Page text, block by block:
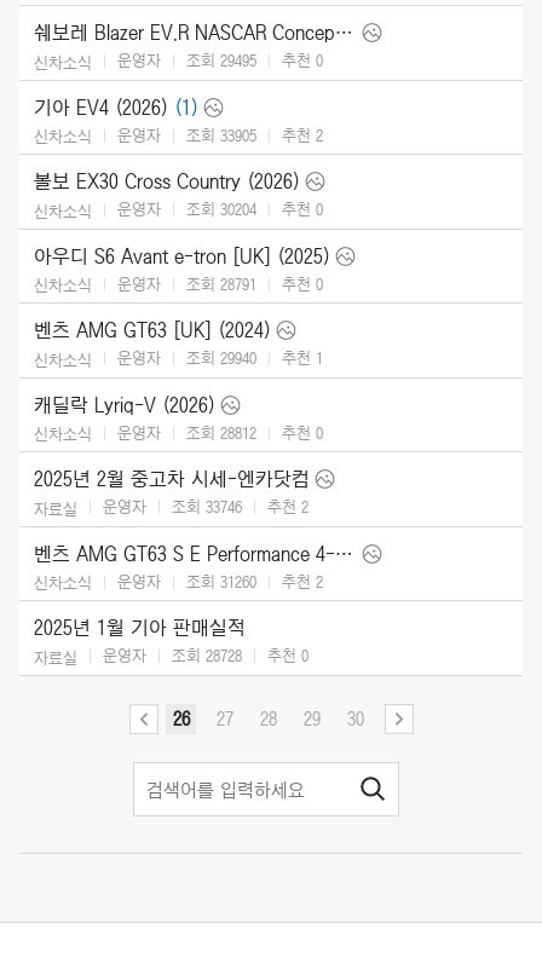
쉐보레 Blazer EV.R NASCAR Concept (2025)
신차소식 운영자 조회 29495 추천 0
기아 EV4 (2026) (1)
신차소식 운영자 조회 33905 추천 2
볼보 EX30 Cross Country (2026)
신차소식 운영자 조회 30204 추천 0
아우디 S6 Avant e-tron [UK] (2025)
신차소식 운영자 조회 28791 추천 0
벤츠 AMG GT63 [UK] (2024)
신차소식 운영자 조회 29940 추천 1
캐딜락 Lyriq-V (2026)
신차소식 운영자 조회 28812 추천 0
2025년 2월 중고차 시세-엔카닷컴
자료실 운영자 조회 33746 추천 2
벤츠 AMG GT63 S E Performance 4-Door (2025)
신차소식 운영자 조회 31260 추천 2
2025년 1월 기아 판매실적
자료실 운영자 조회 28728 추천 0
26 27 28 29 30